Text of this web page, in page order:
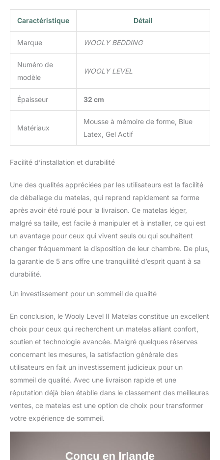
des meilleurs matelas
haut de gamme du
marché actuellement.
Matelas Éco-
Europe avec des
d’énergie renouvelable,
nos matelas sont livrés
sous-vide dans un
carton recyclé pour
limiter son impact sur
Service Premium :
d’essai, 10 ans de
garantie et d’un service
client en français, réactif
achat en toute
confiance.
Caractéristique Détail
Marque WOOLY BEDDING
Numéro de
modèle
WOOLY LEVEL
Épaisseur 32 cm
Matériaux
Mousse à mémoire de forme, Blue
Latex, Gel Actif
Facilité d’installation et durabilité
Une des qualités appréciées par les utilisateurs est la facilité
de déballage du matelas, qui reprend rapidement sa forme
après avoir été roulé pour la livraison. Ce matelas léger,
malgré sa taille, est facile à manipuler et à installer, ce qui est
un avantage pour ceux qui vivent seuls ou qui souhaitent
changer fréquemment la disposition de leur chambre. De plus,
la garantie de 5 ans offre une tranquillité d’esprit quant à sa
durabilité.
Un investissement pour un sommeil de qualité
En conclusion, le Wooly Level II Matelas constitue un excellent
choix pour ceux qui recherchent un matelas alliant confort,
soutien et technologie avancée. Malgré quelques réserves
concernant les mesures, la satisfaction générale des
utilisateurs en fait un investissement judicieux pour un
sommeil de qualité. Avec une livraison rapide et une
réputation déjà bien établie dans le classement des meilleures
ventes, ce matelas est une option de choix pour transformer
votre expérience de sommeil.